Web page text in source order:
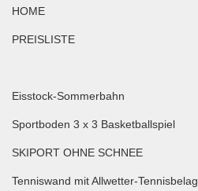
HOME
PREISLISTE
Eisstock-Sommerbahn
Sportboden 3 x 3 Basketballspiel
SKIPORT OHNE SCHNEE
Tenniswand mit Allwetter-Tennisbelag